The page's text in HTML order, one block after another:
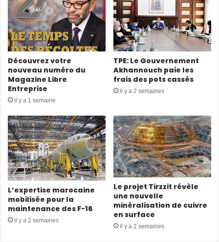
Découvrez votre
nouveau numéro du
Magazine Libre
Entreprise
il y a 1 semaine
TPE: Le Gouvernement
Akhannouch paie les
frais des pots cassés
il y a 2 semaines
L’expertise marocaine
mobilisée pour la
maintenance des F-16
il y a 2 semaines
Le projet Tirzzit révèle
une nouvelle
minéralisation de cuivre
en surface
il y a 2 semaines